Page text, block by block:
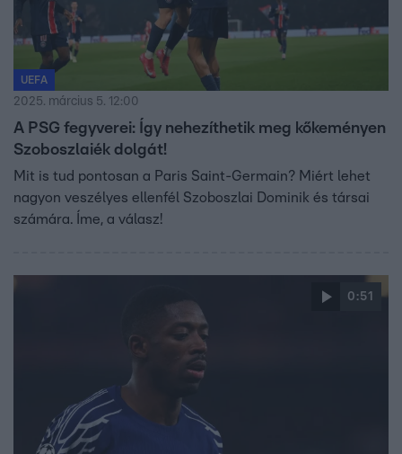
UEFA
2025. március 5. 12:00
A PSG fegyverei: Így nehezíthetik meg kőkeményen
Szoboszlaiék dolgát!
Mit is tud pontosan a Paris Saint-Germain? Miért lehet
nagyon veszélyes ellenfél Szoboszlai Dominik és társai
számára. Íme, a válasz!
0:51